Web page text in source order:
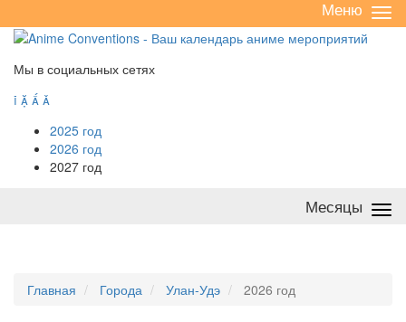
/
Меню
Мы в социальных сетях
   
2025 год
2026 год
2027 год
Месяцы
Главная Города Улан-Удэ 2026 год